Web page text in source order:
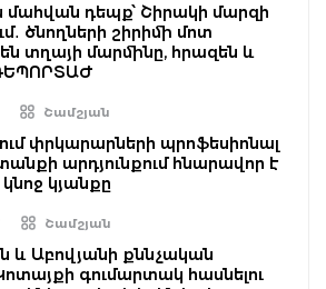
մահվան դեպք՝ Շիրակի մարզի
ծնողների շիրիմի մոտ
տղայի մարմինը, հրազեն և
Շամշյան
փրկարարների պրոֆեսիոնալ
արդյունքում հնարավոր է
կնոջ կյանքը
Շամշյան
և Աբովյանի քննչական
գումարտակ հասնելու